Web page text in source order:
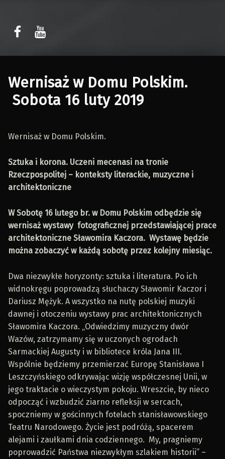
W Rytmie Światła – miasto wyobrażone
Wernisaż w Domu Polskim.
Sobota 16 luty 2019
Wernisaż w Domu Polskim.
Sztuka i korona. Uczeni mecenasi na tronie
Rzeczpospolitej – konteksty literackie, muzyczne i
architektoniczne
W Sobotę 16 lutego br. w Domu Polskim odbędzie się
wernisaż wystawy fotograficznej przedstawiającej prace
architektoniczne Sławomira Kaczora. Wystawę będzie
można zobaczyć w każdą sobotę przez kolejny miesiąc.
Dwa niezwykłe horyzonty: sztuka i literatura. Po ich
widnokręgu poprowadzą słuchaczy Sławomir Kaczor i
Dariusz Mężyk. A wszystko na nutę polskiej muzyki
dawnej i otoczeniu wystawy prac architektonicznych
Sławomira Kaczora. „Odwiedzimy muzyczny dwór
Wazów, zatrzymamy się w uczonych ogrodach
Sarmackiej Augusty i w bibliotece króla Jana III.
Wspólnie będziemy przemierzać Europę Stanisława I
Leszczyńskiego odkrywając wizję współczesnej Unii, w
jego traktacie o wieczystym pokoju. Wreszcie, by nieco
odpocząć i wzbudzić ziarno refleksji w sercach,
spoczniemy w gościnnych fotelach stanisławowskiego
Teatru Narodowego. Życie jest podróżą, spacerem
alejami i zaułkami dnia codziennego. My, pragniemy
poprowadzić Państwa niezwykłym szlakiem historii” –